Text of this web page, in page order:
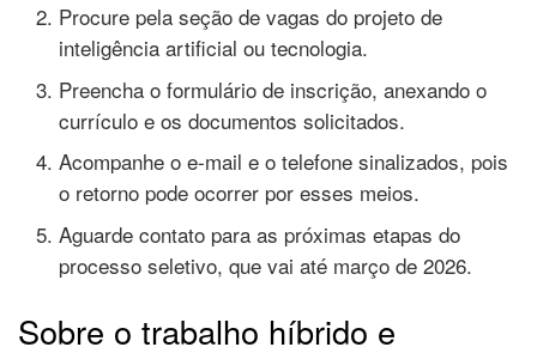
Procure pela seção de vagas do projeto de
inteligência artificial ou tecnologia.
Preencha o formulário de inscrição, anexando o
currículo e os documentos solicitados.
Acompanhe o e-mail e o telefone sinalizados, pois
o retorno pode ocorrer por esses meios.
Aguarde contato para as próximas etapas do
processo seletivo, que vai até março de 2026.
Sobre o trabalho híbrido e